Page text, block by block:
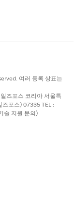
여러 등록 상표는
즈포스 코리아 서울특
포스) 07335 TEL :
술 지원 문의)